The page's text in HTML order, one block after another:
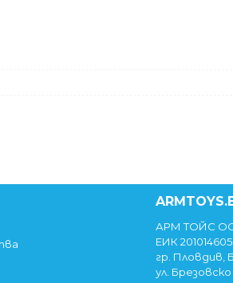
АРМ ТОЙС
ЕИК 201014605
гр. Пловдив,
ул.